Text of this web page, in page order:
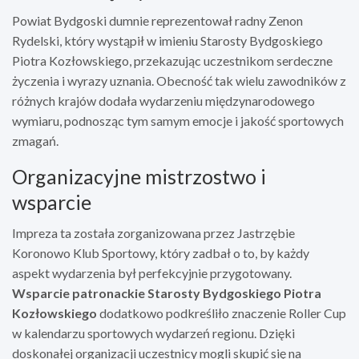
Powiat Bydgoski dumnie reprezentował radny Zenon
Rydelski, który wystąpił w imieniu Starosty Bydgoskiego
Piotra Kozłowskiego, przekazując uczestnikom serdeczne
życzenia i wyrazy uznania. Obecność tak wielu zawodników z
różnych krajów dodała wydarzeniu międzynarodowego
wymiaru, podnosząc tym samym emocje i jakość sportowych
zmagań.
Organizacyjne mistrzostwo i
wsparcie
Impreza ta została zorganizowana przez Jastrzębie
Koronowo Klub Sportowy, który zadbał o to, by każdy
aspekt wydarzenia był perfekcyjnie przygotowany.
Wsparcie patronackie Starosty Bydgoskiego Piotra
Kozłowskiego dodatkowo podkreśliło znaczenie Roller Cup
w kalendarzu sportowych wydarzeń regionu. Dzięki
doskonałej organizacji uczestnicy mogli skupić się na